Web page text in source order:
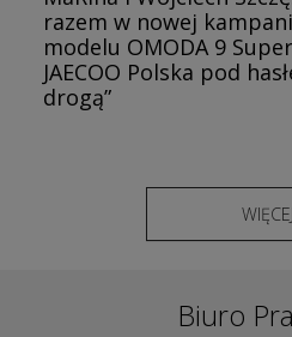
razem w nowej
modelu OMODA 9
JAECOO Polska pod
drogą”
WIĘCEJ
Biuro